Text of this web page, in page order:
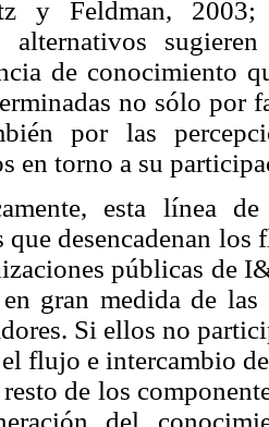
y Feldman,
alternativos
de conocimiento
no sólo por
por las
en torno a su
esta línea
que desencadenan
públicas de
en gran medida de
Si ellos no
flujo e intercambio
de los
del